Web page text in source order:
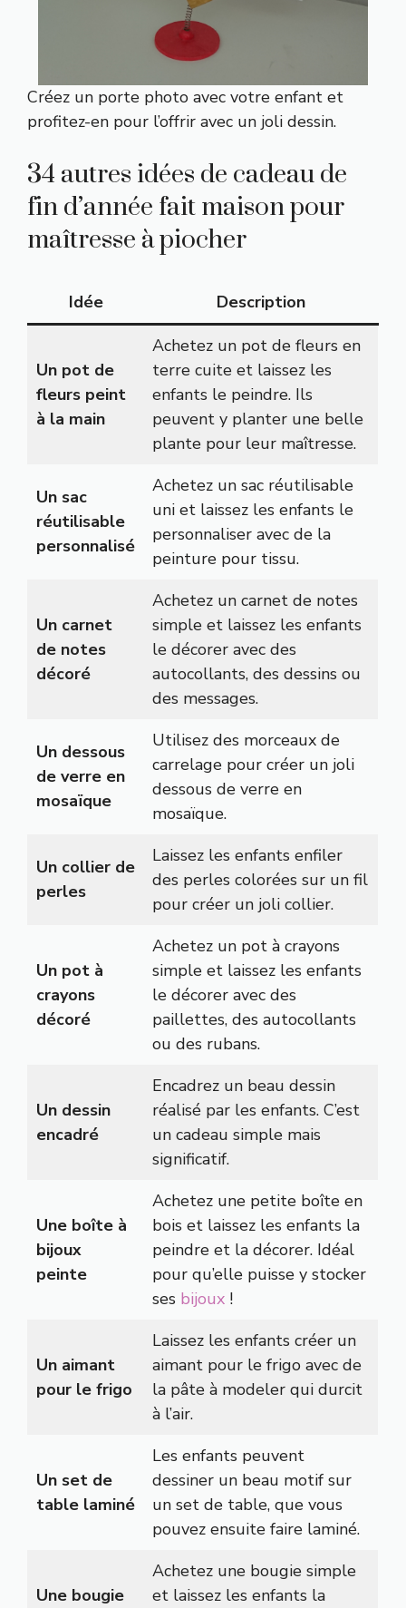
Créez un porte photo avec votre enfant et
profitez-en pour l’offrir avec un joli dessin.
34 autres idées de cadeau de
fin d’année fait maison pour
maîtresse à piocher
Idée Description
Un pot de
fleurs peint
à la main
Achetez un pot de fleurs en
terre cuite et laissez les
enfants le peindre. Ils
peuvent y planter une belle
plante pour leur maîtresse.
Un sac
réutilisable
personnalisé
Achetez un sac réutilisable
uni et laissez les enfants le
personnaliser avec de la
peinture pour tissu.
Un carnet
de notes
décoré
Achetez un carnet de notes
simple et laissez les enfants
le décorer avec des
autocollants, des dessins ou
des messages.
Un dessous
de verre en
mosaïque
Utilisez des morceaux de
carrelage pour créer un joli
dessous de verre en
mosaïque.
Un collier de
perles
Laissez les enfants enfiler
des perles colorées sur un fil
pour créer un joli collier.
Un pot à
crayons
décoré
Achetez un pot à crayons
simple et laissez les enfants
le décorer avec des
paillettes, des autocollants
ou des rubans.
Un dessin
encadré
Encadrez un beau dessin
réalisé par les enfants. C’est
un cadeau simple mais
significatif.
Une boîte à
bijoux
peinte
Achetez une petite boîte en
bois et laissez les enfants la
peindre et la décorer. Idéal
pour qu’elle puisse y stocker
ses bijoux !
Un aimant
pour le frigo
Laissez les enfants créer un
aimant pour le frigo avec de
la pâte à modeler qui durcit
à l’air.
Un set de
table laminé
Les enfants peuvent
dessiner un beau motif sur
un set de table, que vous
pouvez ensuite faire laminé.
Une bougie
Achetez une bougie simple
et laissez les enfants la